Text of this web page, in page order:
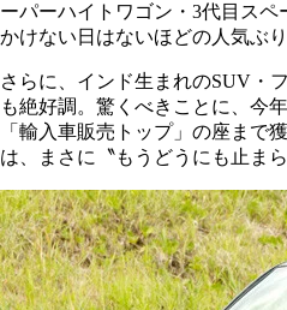
ーパーハイトワゴン・3代目ス
かけない日はないほどの人気ぶり
さらに、インド生まれのSUV・
も絶好調。驚くべきことに、今
「輸入車販売トップ」の座まで
は、まさに〝もうどうにも止ま